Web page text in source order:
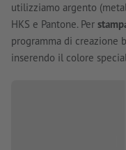
utilizziamo argento
HKS e Pantone. Per
programma di creazione
inserendo il colore